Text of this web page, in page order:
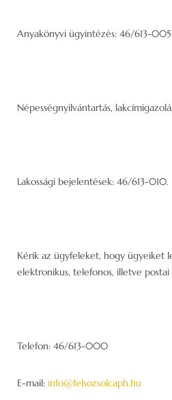
Anyakönyvi ügyintézés: 46/613-005
Népességnyilvántartás,
Lakossági bejelentések: 46/613-010.
Kérik az ügyfeleket, hogy ügyeiket
elektronikus, telefonos, illetve
Telefon: 46/613-000
E-mail: info@felsozsolcaph.hu